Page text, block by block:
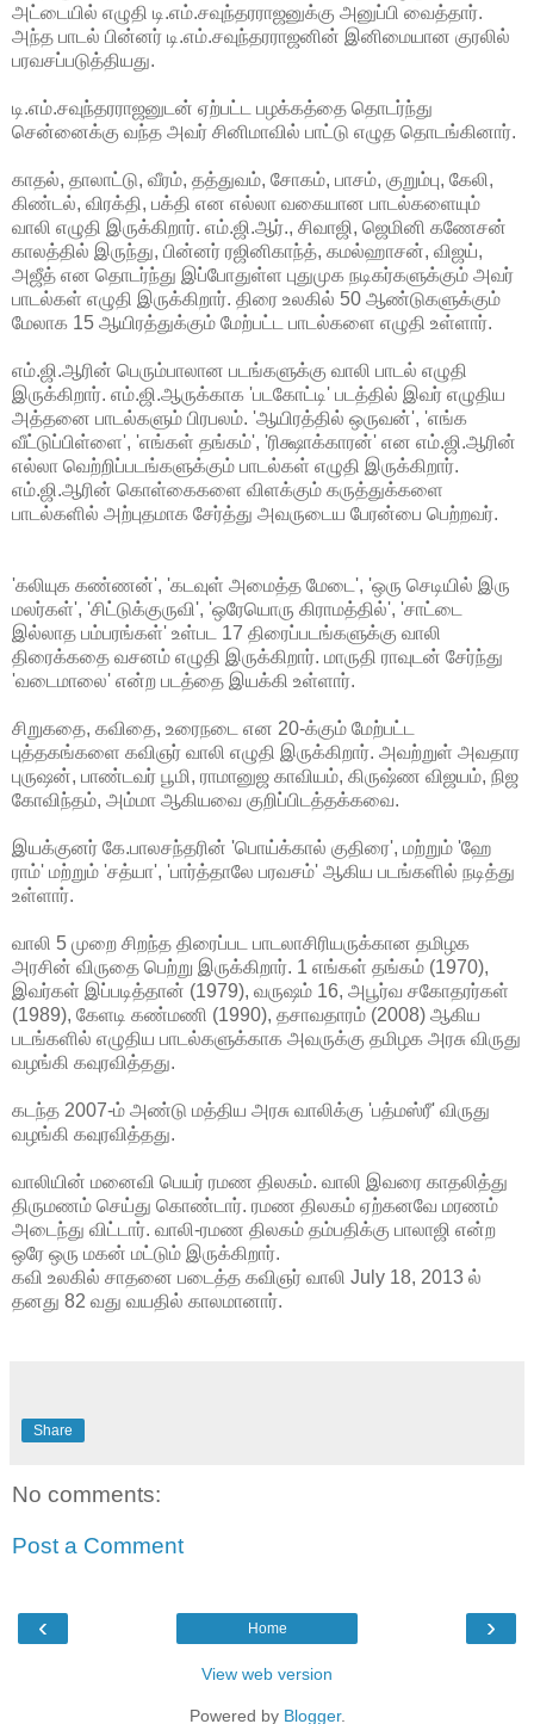
அட்டையில் எழுதி டி.எம்.சவுந்தரராஜனுக்கு அனுப்பி வைத்தார்.
அந்த பாடல் பின்னர் டி.எம்.சவுந்தரராஜனின் இனிமையான குரலில்
பரவசப்படுத்தியது.
டி.எம்.சவுந்தரராஜனுடன் ஏற்பட்ட பழக்கத்தை தொடர்ந்து
சென்னைக்கு வந்த அவர் சினிமாவில் பாட்டு எழுத தொடங்கினார்.
காதல், தாலாட்டு, வீரம், தத்துவம், சோகம், பாசம், குறும்பு, கேலி,
கிண்டல், விரக்தி, பக்தி என எல்லா வகையான பாடல்களையும்
வாலி எழுதி இருக்கிறார். எம்.ஜி.ஆர்., சிவாஜி, ஜெமினி கணேசன்
காலத்தில் இருந்து, பின்னர் ரஜினிகாந்த், கமல்ஹாசன், விஜய்,
அஜீத் என தொடர்ந்து இப்போதுள்ள புதுமுக நடிகர்களுக்கும் அவர்
பாடல்கள் எழுதி இருக்கிறார். திரை உலகில் 50 ஆண்டுகளுக்கும்
மேலாக 15 ஆயிரத்துக்கும் மேற்பட்ட பாடல்களை எழுதி உள்ளார்.
எம்.ஜி.ஆரின் பெரும்பாலான படங்களுக்கு வாலி பாடல் எழுதி
இருக்கிறார். எம்.ஜி.ஆருக்காக 'படகோட்டி' படத்தில் இவர் எழுதிய
அத்தனை பாடல்களும் பிரபலம். 'ஆயிரத்தில் ஒருவன்', 'எங்க
வீட்டுப்பிள்ளை', 'எங்கள் தங்கம்', 'ரிக்ஷாக்காரன்' என எம்.ஜி.ஆரின்
எல்லா வெற்றிப்படங்களுக்கும் பாடல்கள் எழுதி இருக்கிறார்.
எம்.ஜி.ஆரின் கொள்கைகளை விளக்கும் கருத்துக்களை
பாடல்களில் அற்புதமாக சேர்த்து அவருடைய பேரன்பை பெற்றவர்.
'கலியுக கண்ணன்', 'கடவுள் அமைத்த மேடை', 'ஒரு செடியில் இரு
மலர்கள்', 'சிட்டுக்குருவி', 'ஒரேயொரு கிராமத்தில்', 'சாட்டை
இல்லாத பம்பரங்கள்' உள்பட 17 திரைப்படங்களுக்கு வாலி
திரைக்கதை வசனம் எழுதி இருக்கிறார். மாருதி ராவுடன் சேர்ந்து
'வடைமாலை' என்ற படத்தை இயக்கி உள்ளார்.
சிறுகதை, கவிதை, உரைநடை என 20-க்கும் மேற்பட்ட
புத்தகங்களை கவிஞர் வாலி எழுதி இருக்கிறார். அவற்றுள் அவதார
புருஷன், பாண்டவர் பூமி, ராமானுஜ காவியம், கிருஷ்ண விஜயம், நிஜ
கோவிந்தம், அம்மா ஆகியவை குறிப்பிடத்தக்கவை.
இயக்குனர் கே.பாலசந்தரின் 'பொய்க்கால் குதிரை', மற்றும் 'ஹே
ராம்' மற்றும் 'சத்யா', 'பார்த்தாலே பரவசம்' ஆகிய படங்களில் நடித்து
உள்ளார்.
வாலி 5 முறை சிறந்த திரைப்பட பாடலாசிரியருக்கான தமிழக
அரசின் விருதை பெற்று இருக்கிறார். 1 எங்கள் தங்கம் (1970),
இவர்கள் இப்படித்தான் (1979), வருஷம் 16, அபூர்வ சகோதரர்கள்
(1989), கேளடி கண்மணி (1990), தசாவதாரம் (2008) ஆகிய
படங்களில் எழுதிய பாடல்களுக்காக அவருக்கு தமிழக அரசு விருது
வழங்கி கவுரவித்தது.
கடந்த 2007-ம் அண்டு மத்திய அரசு வாலிக்கு 'பத்மஸ்ரீ' விருது
வழங்கி கவுரவித்தது.
வாலியின் மனைவி பெயர் ரமண திலகம். வாலி இவரை காதலித்து
திருமணம் செய்து கொண்டார். ரமண திலகம் ஏற்கனவே மரணம்
அடைந்து விட்டார். வாலி-ரமண திலகம் தம்பதிக்கு பாலாஜி என்ற
ஒரே ஒரு மகன் மட்டும் இருக்கிறார்.
கவி உலகில் சாதனை படைத்த கவிஞர் வாலி July 18, 2013 ல்
தனது 82 வது வயதில் காலமானார்.
Share
No comments:
Post a Comment
‹ ›
Home
View web version
Powered by Blogger.